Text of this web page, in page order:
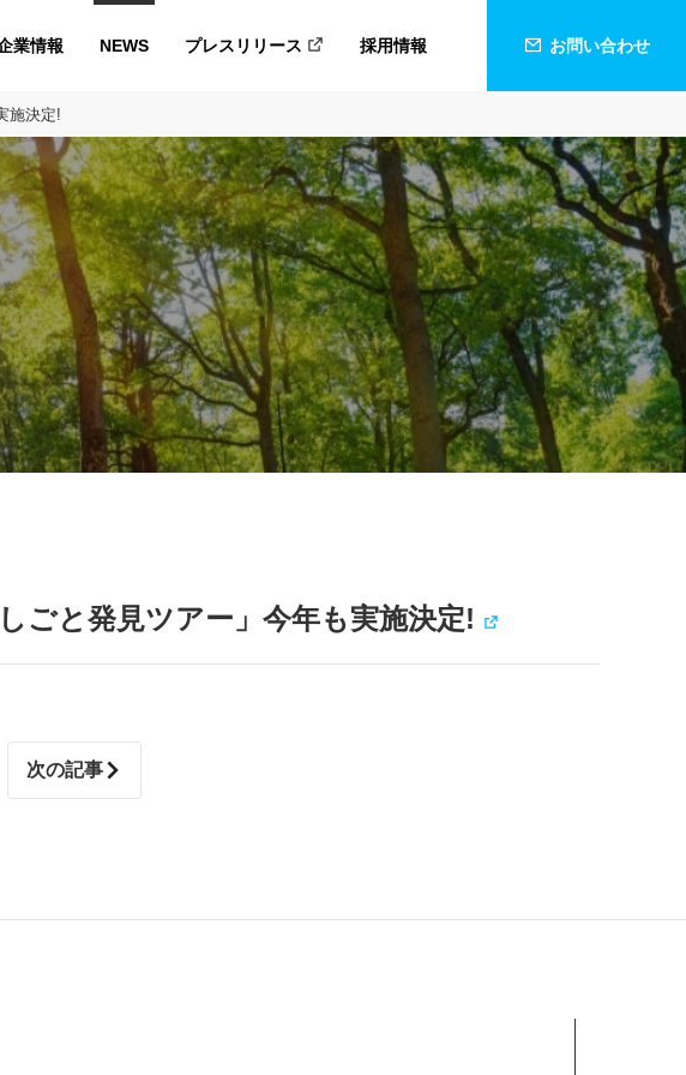
業情報 NEWS プレスリリース 採用情報 お問い合わせ
施決定!
ごと発見ツアー」今年も実施決定!
次の記事